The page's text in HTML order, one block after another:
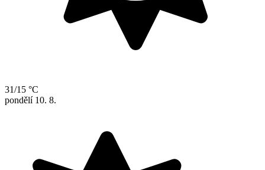
31/15 °C
pondělí 10. 8.